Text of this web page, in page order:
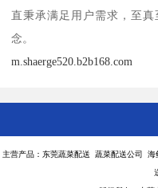
直秉承满足用户需求，至
念。
m.shaerge520.b2b168.com
主营产品：东莞蔬菜配送 蔬菜配送公司